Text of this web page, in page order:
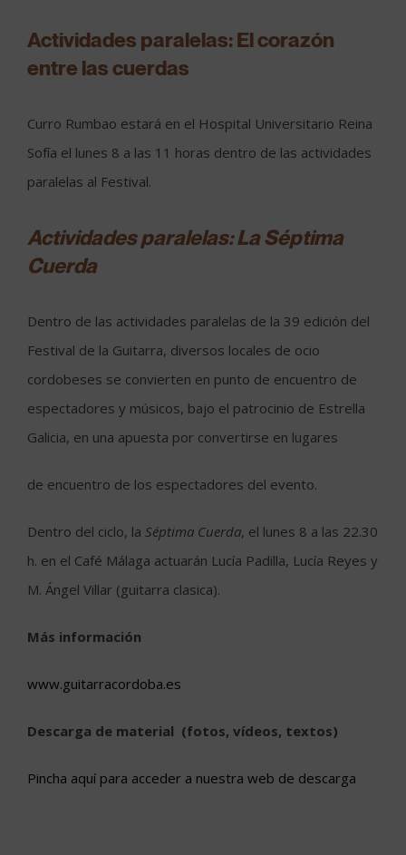
Actividades paralelas: El corazón
entre las cuerdas
Curro Rumbao estará en el Hospital Universitario Reina
Sofía el lunes 8 a las 11 horas dentro de las actividades
paralelas al Festival.
Actividades paralelas: La Séptima
Cuerda
Dentro de las actividades paralelas de la 39 edición del
Festival de la Guitarra, diversos locales de ocio
cordobeses se convierten en punto de encuentro de
espectadores y músicos, bajo el patrocinio de Estrella
Galicia, en una apuesta por convertirse en lugares
de encuentro de los espectadores del evento.
Dentro del ciclo, la Séptima Cuerda, el lunes 8 a las 22.30
h. en el Café Málaga actuarán Lucía Padilla, Lucía Reyes y
M. Ángel Villar (guitarra clasica).
Más información
www.guitarracordoba.es
Descarga de material (fotos, vídeos, textos)
Pincha aquí para acceder a nuestra web de descarga